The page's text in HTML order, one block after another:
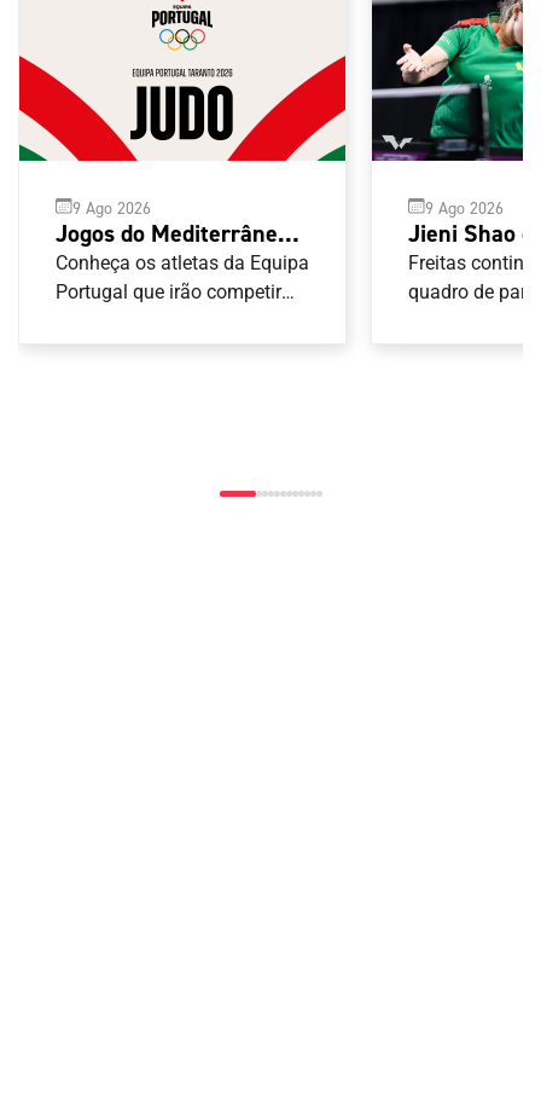
9 Ago 2026
Jogos do Mediterrâneo
Taranto 2026: Judo
Conheça os atletas da Equipa
Portugal que irão competir
9 Ago 2026
Jieni Shao e
Freitas
Europe
Freitas
quadro de